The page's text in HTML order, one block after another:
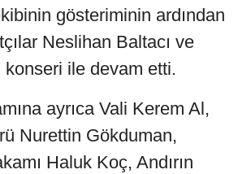
gösteriminin ardından
Neslihan Baltacı ve
ile devam etti.
ayrıca Vali Kerem Al,
Nurettin Gökduman,
Haluk Koç, Andırın